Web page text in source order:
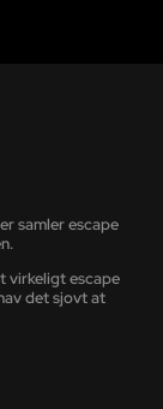
samler escape
virkeligt escape
det sjovt at